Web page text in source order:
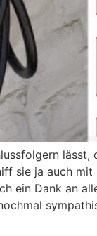
sie ja auch
ein Dank an